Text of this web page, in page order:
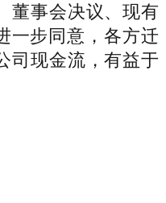
董事会决议、现有
一步同意，各方迁
司现金流，有益于